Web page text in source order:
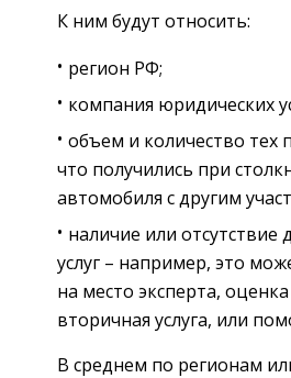
К ним будут относить:
регион РФ;
компания юридических
объем и количество тех
что получились при
автомобиля с другим
наличие или отсутствие
услуг – например, это
на место эксперта,
вторичная услуга, или
В среднем по регионам